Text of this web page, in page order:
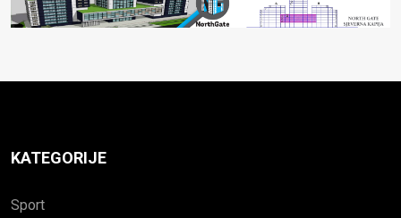
KATEGORIJE
Sport